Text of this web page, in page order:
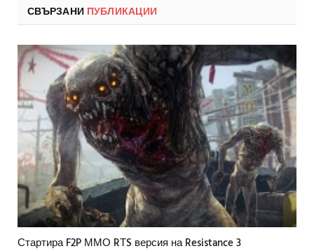
СВЪРЗАНИ ПУБЛИКАЦИИ
Стартира F2P ММО RТS версия на Resistance 3